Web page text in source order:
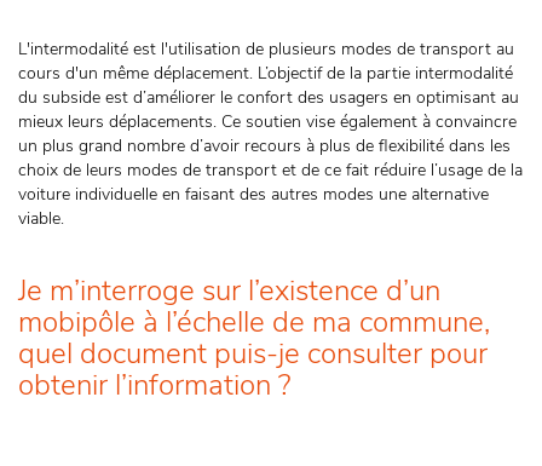
L'intermodalité est l'utilisation de plusieurs modes de transport au
cours d'un même déplacement. L’objectif de la partie intermodalité
du subside est d’améliorer le confort des usagers en optimisant au
mieux leurs déplacements. Ce soutien vise également à convaincre
un plus grand nombre d’avoir recours à plus de flexibilité dans les
choix de leurs modes de transport et de ce fait réduire l’usage de la
voiture individuelle en faisant des autres modes une alternative
viable.
Je m’interroge sur l’existence d’un
mobipôle à l’échelle de ma commune,
quel document puis-je consulter pour
obtenir l’information ?